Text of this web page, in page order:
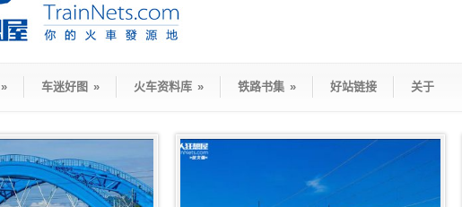
» 车迷好图 » 火车资料库 » 铁路书集 » 好站链接 关于